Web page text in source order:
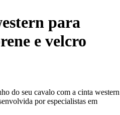
para
e velcro
do seu cavalo com a cinta western
por especialistas em